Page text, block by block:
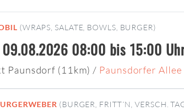
(WRAPS, SALATE, BOWLS, BURGER)
09.08.2026 08:00 bis 15:00
Paunsdorf (11km)/ Paunsdorfer
(BURGER, FRITT´N, VERSCH.